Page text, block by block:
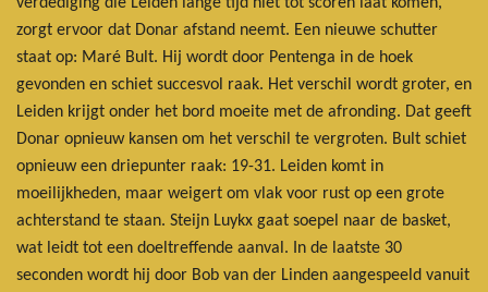
zorgt ervoor dat Donar afstand neemt. Een nieuwe schutter
staat op: Maré Bult. Hij wordt door Pentenga in de hoek
gevonden en schiet succesvol raak. Het verschil wordt groter, en
Leiden krijgt onder het bord moeite met de afronding. Dat geeft
Donar opnieuw kansen om het verschil te vergroten. Bult schiet
opnieuw een driepunter raak: 19-31. Leiden komt in
moeilijkheden, maar weigert om vlak voor rust op een grote
achterstand te staan. Steijn Luykx gaat soepel naar de basket,
wat leidt tot een doeltreffende aanval. In de laatste 30
seconden wordt hij door Bob van der Linden aangespeeld vanuit